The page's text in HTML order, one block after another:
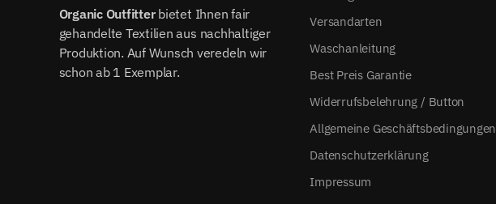
Organic Outfitterbietet Ihnen fair
gehandelte Textilien aus nachhaltiger
Produktion. Auf Wunsch veredeln wir
schon ab 1 Exemplar.
Versandarten
Waschanleitung
Best Preis Garantie
Widerrufsbelehrung / Button
Allgemeine Geschäftsbedingungen
Datenschutzerklärung
Impressum